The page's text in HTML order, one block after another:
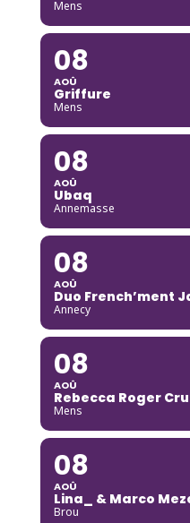
Mens
08
AOÛ
Griffure
Mens
08
AOÛ
Ubaq
Annemasse
08
AOÛ
Duo French’ment
Annecy
08
AOÛ
Rebecca Roger
Mens
08
AOÛ
Lina_ & Marco
Brou